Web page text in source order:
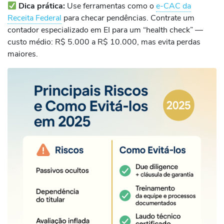
Dica prática: Use ferramentas como oe-CAC da
Receita Federal para checar pendências. Contrate um
contador especializado em EI para um “health check” —
custo médio: R$ 5.000 a R$ 10.000, mas evita perdas
maiores.